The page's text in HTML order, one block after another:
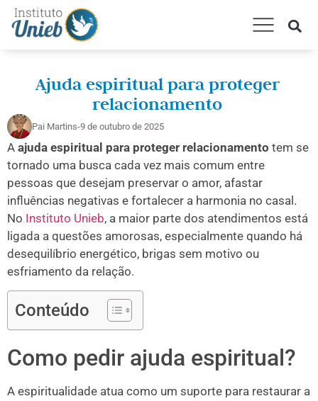
Ajuda espiritual para proteger
relacionamento
Pai Martins-9 de outubro de 2025
A ajuda espiritual para proteger relacionamento tem se
tornado uma busca cada vez mais comum entre
pessoas que desejam preservar o amor, afastar
influências negativas e fortalecer a harmonia no casal.
No Instituto Unieb, a maior parte dos atendimentos está
ligada a questões amorosas, especialmente quando há
desequilíbrio energético, brigas sem motivo ou
esfriamento da relação.
Conteúdo
Como pedir ajuda espiritual?
A espiritualidade atua como um suporte para restaurar a